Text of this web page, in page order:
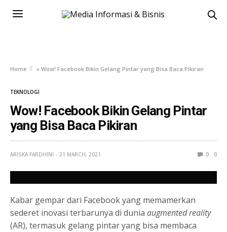
Home »Wow! Facebook Bikin Gelang Pintar yang Bisa Baca Pikiran
TEKNOLOGI
Wow! Facebook Bikin Gelang Pintar
yang Bisa Baca Pikiran
ARISKA FARDHINI 21 MARCH, 2021 0 0
Kabar gempar dari Facebook yang memamerkan
sederet inovasi terbarunya di duniaaugmented reality
(AR), termasuk gelang pintar yang bisa membaca